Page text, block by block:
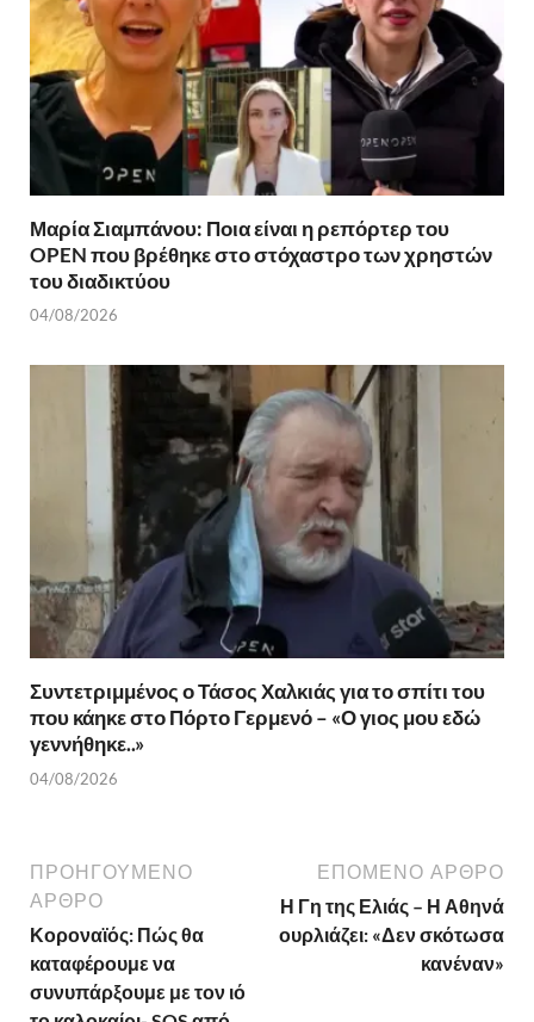
Μαρία Σιαμπάνου: Ποια είναι η ρεπόρτερ του
OPEN που βρέθηκε στο στόχαστρο των χρηστών
του διαδικτύου
04/08/2026
Συντετριμμένος ο Τάσος Χαλκιάς για το σπίτι του
που κάηκε στο Πόρτο Γερμενό – «Ο γιος μου εδώ
γεννήθηκε..»
04/08/2026
ΠΡΟΗΓΟΎΜΕΝΟ
ΆΡΘΡΟ
Κοροναϊός: Πώς θα
καταφέρουμε να
συνυπάρξουμε με τον ιό
ΕΠΌΜΕΝΟ ΆΡΘΡΟ
Η Γη της Ελιάς – Η Αθηνά
ουρλιάζει: «Δεν σκότωσα
κανέναν»